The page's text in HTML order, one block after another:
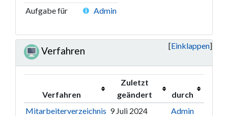
Aufgabe für
Admin
Einklappen
Verfahren
Verfahren
Zuletzt
geändert
durch
Mitarbeiterverzeichnis 9 Juli 2024
Admin